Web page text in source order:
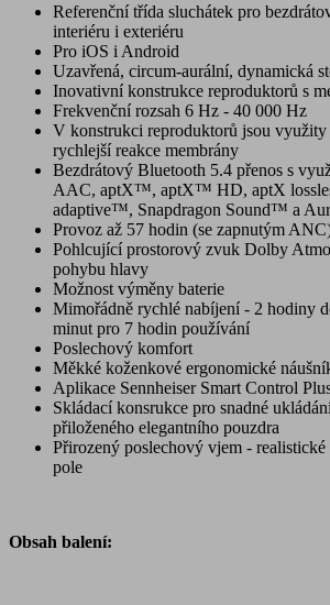
Referenční třída sluchátek pro
interiéru i exteriéru
Pro iOS i Android
Uzavřená, circum-aurální, dynamická
Inovativní konstrukce reproduktorů s
Frekvenční rozsah 6 Hz - 40 000 Hz
V konstrukci reproduktorů jsou využity
rychlejší reakce membrány
Bezdrátový Bluetooth 5.4 přenos s
AAC, aptX™, aptX™ HD, aptX
adaptive™, Snapdragon Sound™ a
Provoz až 57 hodin (se zapnutým
Pohlcující prostorový zvuk Dolby
pohybu hlavy
Možnost výměny baterie
Mimořádně rychlé nabíjení - 2 hodiny
minut pro 7 hodin používání
Poslechový komfort
Měkké koženkové ergonomické
Aplikace Sennheiser Smart Control
Skládací konsrukce pro snadné
přiloženého elegantního pouzdra
Přirozený poslechový vjem -
pole
Obsah balení: